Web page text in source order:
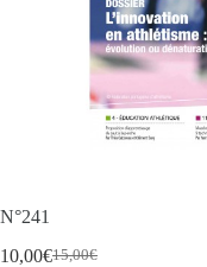
N°241
15,00€
10,00€